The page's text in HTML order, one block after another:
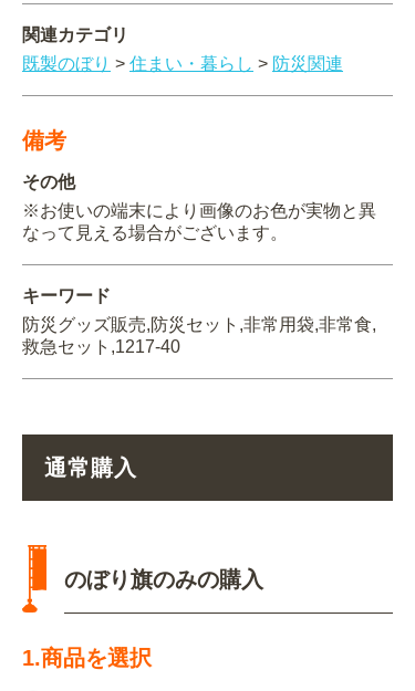
関連カテゴリ
既製のぼり > 住まい・暮らし > 防災関連
備考
その他
※お使いの端末により画像のお色が実物と異
なって見える場合がございます。
キーワード
防災グッズ販売,防災セット,非常用袋,非常食,
救急セット,1217-40
通常購入
のぼり旗のみの購入
1.商品を選択